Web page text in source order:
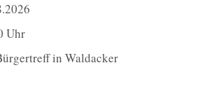
Uhr
in Waldacker